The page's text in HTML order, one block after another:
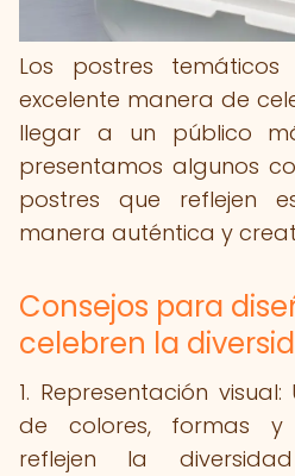
Los postres temáticos
excelente manera de
llegar a un público
presentamos algunos
postres que reflejen
manera auténtica y
Consejos para
celebren la
1. Representación
de colores, formas y
reflejen la